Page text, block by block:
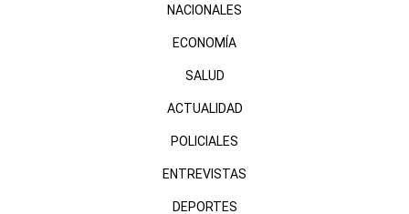
NACIONALES
ECONOMÍA
SALUD
ACTUALIDAD
POLICIALES
ENTREVISTAS
DEPORTES